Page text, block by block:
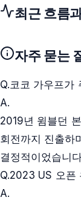
최근 흐름
자주 묻는
Q.코코 가우프가
A.
2019년 윔블던
회전까지 진출하
결정적이었습니
Q.2023 US 오픈
A.